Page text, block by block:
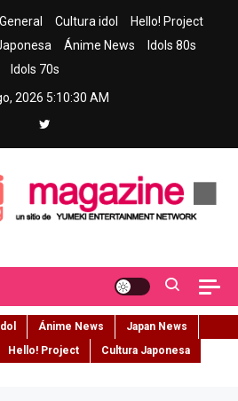
General Cultura idol
Hello! Project
Ánime News
Idols 80s
Idols 70s
2026 5:10:31 AM
Ánime News
Japan News
Hello! Project
Cultura Japonesa